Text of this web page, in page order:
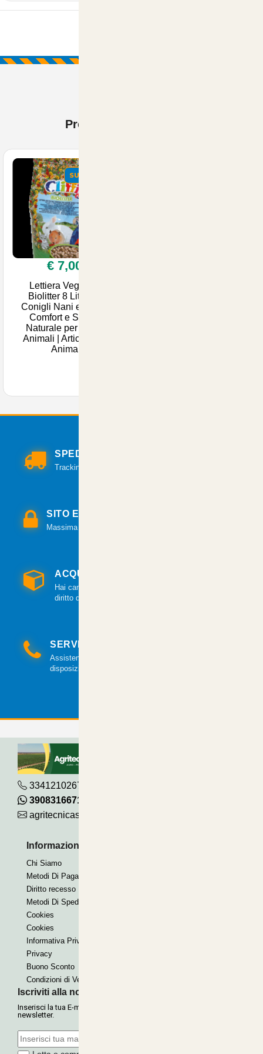
Prodotti Visti di recente
SUMMER
€ 7,00
Lettiera Vegetale
Biolitter 8 Litri per
Conigli Nani e Gatti -
Comfort e Salute
Naturale per i Tuoi
Animali | Articoli per
Anima
SPEDIZIONI VELOCI
Tracking per il monitoraggio della spedizione.
SITO E PAGAMENTI SICURI
Massima sicurezza per tutte le modalità di pagamento.
ACQUISTO GARANTITO
Hai cambiato idea? Hai 14 giorni per esercitare il
diritto di recesso.
SERVIZIO CLIENTI
Assistenza clienti via mail e telefonica a tua
disposizione.
3341210267
390831667115
agritecnicasrl@gmail.com
Informazioni Utili
Chi Siamo
Metodi Di Pagamento
Diritto recesso
Metodi Di Spedizione
Cookies
Cookies
Informativa Privacy
Privacy
Buono Sconto
Condizioni di Vendita
Iscriviti alla nostra Newsletter
Inserisci la tua E-mail per ricevere le nostre offerte tramite
newsletter.